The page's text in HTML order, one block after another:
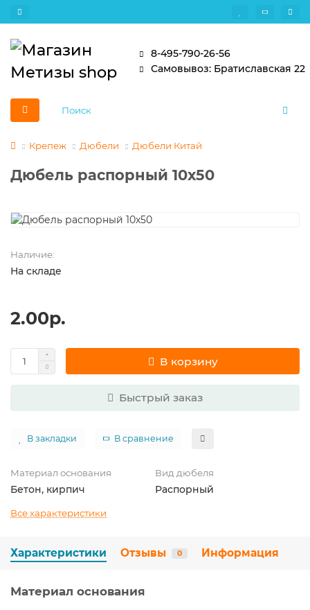
8-495-790-26-56
Самовывоз: Братиславская 22
Крепеж Дюбели Дюбели Китай
Дюбель распорный 10х50
Наличие:
На складе
2.00р.
В корзину
Быстрый заказ
В закладки В сравнение
Материал основания
Бетон, кирпич
Вид дюбеля
Распорный
Все характеристики
Характеристики Отзывы 0 Информация
Материал основания